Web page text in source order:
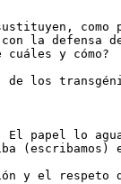
con la
y cómo?
de los
papel lo
(escribamos)
y el respeto